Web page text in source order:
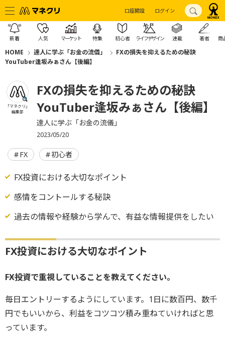
口座開設 ログイン
新着 人気 マーケット 特集 初心者 ライフデザイン 連載 著者 商
HOME 達人に学ぶ「お金の流儀」
FXの損失を抑えるための秘訣
YouTuber逢坂みぁさん【後編】
「マネクリ」
編集部
FXの損失を抑えるための秘訣
YouTuber逢坂みぁさん【後編】
達人に学ぶ「お金の流儀」
2023/05/20
FX 初心者
FX投資における大切なポイント
感情をコントールする秘訣
過去の情報や経験から学んで、有益な情報提供をしたい
FX投資における大切なポイント
――FX投資で重視していることを教えてください。
毎日エントリーするようにしています。1日に数百円、数千
円でもいいから、利益をコツコツ積み重ねていければと思
っています。